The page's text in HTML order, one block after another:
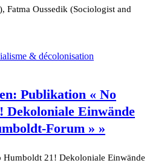
Fatma Oussedik (Sociologist and
& décolonisation
Publikation « No
Dekoloniale Einwände
Forum » »
21! Dekoloniale Einwände